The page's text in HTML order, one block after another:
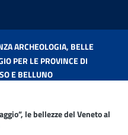
ARCHEOLOGIA, BELLE
PER LE PROVINCE DI
E BELLUNO
le bellezze del Veneto al